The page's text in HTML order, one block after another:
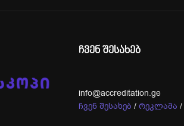
ჩვენ შესახებ
info@accreditation.ge
ჩვენ შესახებ / რეკლამა /